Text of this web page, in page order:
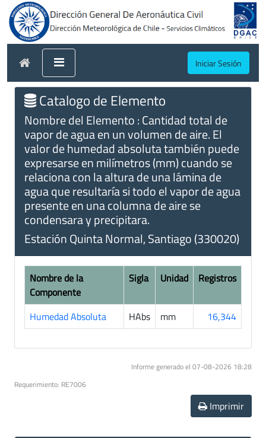
Iniciar Sesión
Catalogo de Elemento
Nombre del Elemento : Cantidad total de
vapor de agua en un volumen de aire. El
valor de humedad absoluta también puede
expresarse en milímetros (mm) cuando se
relaciona con la altura de una lámina de
agua que resultaría si todo el vapor de agua
presente en una columna de aire se
condensara y precipitara.
Estación Quinta Normal, Santiago (330020)
Nombre de la
Componente
Sigla Unidad Registros
Humedad Absoluta HAbs mm 16,344
Informe generado el 07-08-2026 18:28
Requerimiento: RE7006
Imprimir